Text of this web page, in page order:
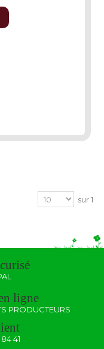
sur 1
ligne
PRODUCTEURS
41